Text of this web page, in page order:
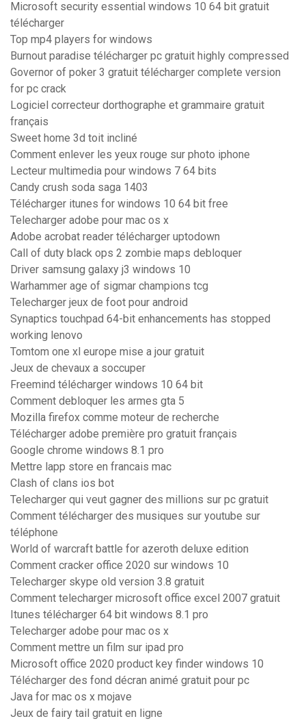
Microsoft security essential windows 10 64 bit gratuit
télécharger
Top mp4 players for windows
Burnout paradise télécharger pc gratuit highly compressed
Governor of poker 3 gratuit télécharger complete version
for pc crack
Logiciel correcteur dorthographe et grammaire gratuit
français
Sweet home 3d toit incliné
Comment enlever les yeux rouge sur photo iphone
Lecteur multimedia pour windows 7 64 bits
Candy crush soda saga 1403
Télécharger itunes for windows 10 64 bit free
Telecharger adobe pour mac os x
Adobe acrobat reader télécharger uptodown
Call of duty black ops 2 zombie maps debloquer
Driver samsung galaxy j3 windows 10
Warhammer age of sigmar champions tcg
Telecharger jeux de foot pour android
Synaptics touchpad 64-bit enhancements has stopped
working lenovo
Tomtom one xl europe mise a jour gratuit
Jeux de chevaux a soccuper
Freemind télécharger windows 10 64 bit
Comment debloquer les armes gta 5
Mozilla firefox comme moteur de recherche
Télécharger adobe première pro gratuit français
Google chrome windows 8.1 pro
Mettre lapp store en francais mac
Clash of clans ios bot
Telecharger qui veut gagner des millions sur pc gratuit
Comment télécharger des musiques sur youtube sur
téléphone
World of warcraft battle for azeroth deluxe edition
Comment cracker office 2020 sur windows 10
Telecharger skype old version 3.8 gratuit
Comment telecharger microsoft office excel 2007 gratuit
Itunes télécharger 64 bit windows 8.1 pro
Telecharger adobe pour mac os x
Comment mettre un film sur ipad pro
Microsoft office 2020 product key finder windows 10
Télécharger des fond décran animé gratuit pour pc
Java for mac os x mojave
Jeux de fairy tail gratuit en ligne